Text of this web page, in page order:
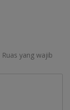
Ruas yang wajib